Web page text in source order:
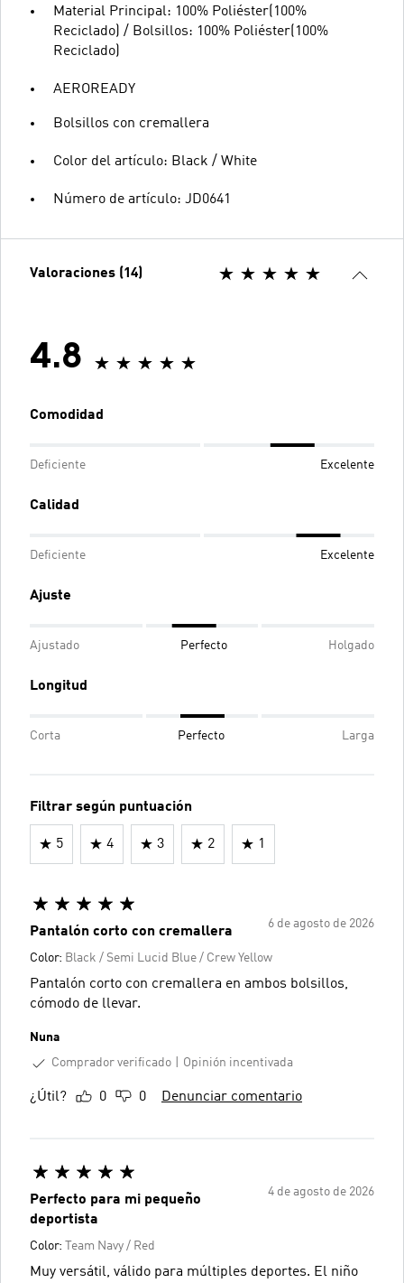
Material Principal: 100% Poliéster(100%
Reciclado) / Bolsillos: 100% Poliéster(100%
Reciclado)
AEROREADY
Bolsillos con cremallera
Color del artículo: Black / White
Número de artículo: JD0641
Valoraciones (14)
4.8
Comodidad
Deficiente Excelente
Calidad
Deficiente Excelente
Ajuste
Ajustado Perfecto Holgado
Longitud
Corta Perfecto Larga
Filtrar según puntuación
5 4 3 2 1
6 de agosto de 2026
Pantalón corto con cremallera
Color: Black / Semi Lucid Blue / Crew Yellow
Pantalón corto con cremallera en ambos bolsillos,
cómodo de llevar.
Nuna
Comprador verificado
Opinión incentivada
¿Útil? 0 0 Denunciar comentario
4 de agosto de 2026
Perfecto para mi pequeño
deportista
Color: Team Navy / Red
Muy versátil, válido para múltiples deportes. El niño